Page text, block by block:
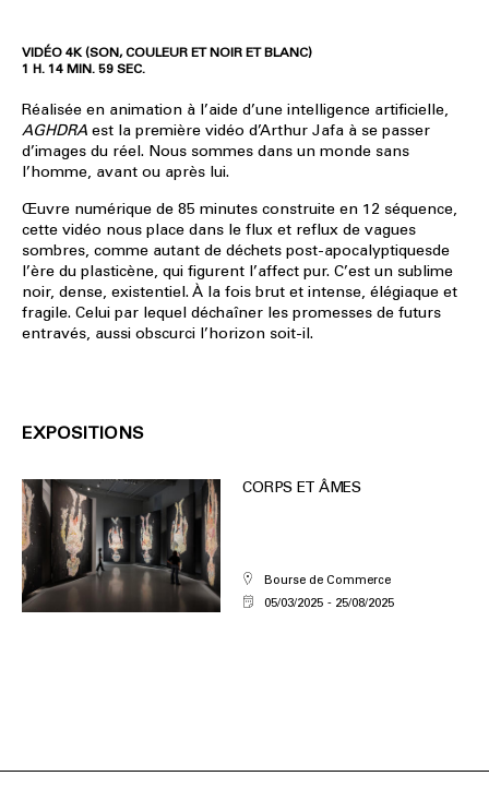
VIDÉO 4K (SON, COULEUR ET NOIR ET BLANC)
1 H. 14 MIN. 59 SEC.
Réalisée en animation à l’aide d’une intelligence artificielle,
AGHDRA est la première vidéo d’Arthur Jafa à se passer
d’images du réel. Nous sommes dans un monde sans
l’homme, avant ou après lui.
Œuvre numérique de 85 minutes construite en 12 séquence,
cette vidéo nous place dans le flux et reflux de vagues
sombres, comme autant de déchets post-apocalyptiquesde
l’ère du plasticène, qui figurent l’affect pur. C’est un sublime
noir, dense, existentiel. À la fois brut et intense, élégiaque et
fragile. Celui par lequel déchaîner les promesses de futurs
entravés, aussi obscurci l’horizon soit-il.
EXPOSITIONS
CORPS ET ÂMES
Bourse de Commerce
05/03/2025
25/08/2025